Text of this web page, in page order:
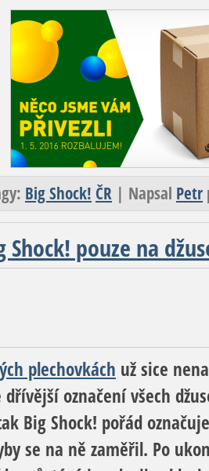
Big Shock! ČR | Napsal Petr
Shock! pouze na
plechovkách už sice
označení všech
Big Shock! pořád
se na ně zaměřil. Po